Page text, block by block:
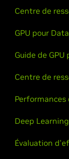
Centre de
GPU pour
Guide de
Centre de
Deep
Évaluation